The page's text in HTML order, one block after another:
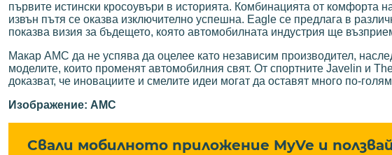
първите истински кросоувъри в историята. Комбинацията от комфорта
извън пътя се оказва изключително успешна. Eagle се предлага в
показва визия за бъдещето, която автомобилната индустрия ще
Макар AMC да не успява да оцелее като независим производител,
моделите, които променят автомобилния свят. От спортните Javelin и
доказват, че иновациите и смелите идеи могат да оставят много по-
Изображение: AMC
Свали мобилното приложение MyVe и